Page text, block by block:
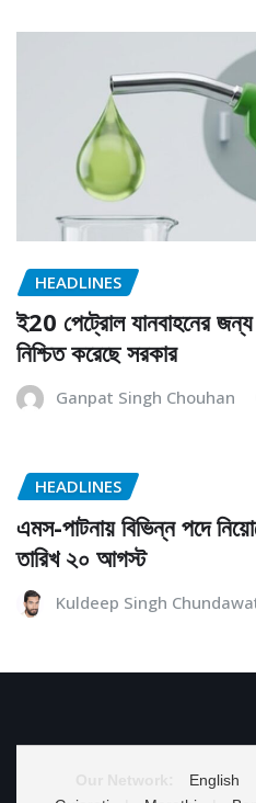
HEADLINES
ই20 পেট্রোল যানবাহনের জন্য
নিশ্চিত করেছে সরকার
Ganpat Singh Chouhan
HEADLINES
এমস-পাটনায় বিভিন্ন পদে
তারিখ ২০ আগস্ট
Kuldeep Singh
English